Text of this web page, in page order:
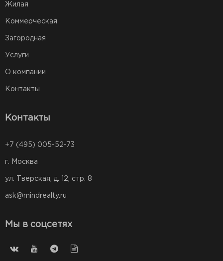
Жилая
Коммерческая
Загородная
Услуги
О компании
Контакты
Контакты
+7 (495) 005-52-73
г. Москва
ул. Тверская, д. 12, стр. 8
ask@mindrealty.ru
Мы в соцсетях